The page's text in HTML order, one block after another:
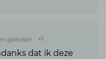
geleden +1
dat ik deze